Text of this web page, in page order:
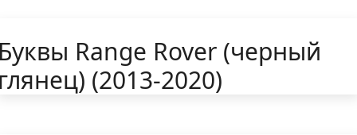
Range Rover (черный
(2013-2020)